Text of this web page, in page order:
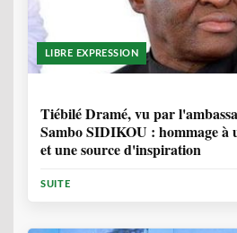
LIBRE EXPRESSION
Tiébilé Dramé, vu par
Sambo SIDIKOU : hommage à
et une source d'inspiration
SUITE